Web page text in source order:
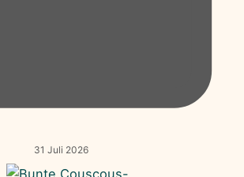
31 Juli 2026